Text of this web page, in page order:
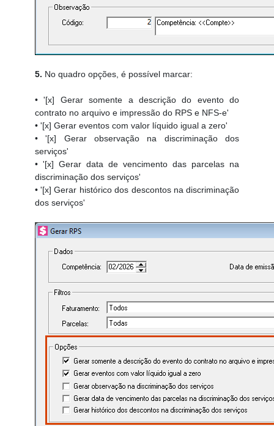
5. No quadro opções, é possível marcar:
• '[x] Gerar somente a descrição do evento do
contrato no arquivo e impressão do RPS e NFS-e'
• '[x] Gerar eventos com valor líquido igual a zero'
• '[x] Gerar observação na discriminação dos
serviços'
• '[x] Gerar data de vencimento das parcelas na
discriminação dos serviços'
• '[x] Gerar histórico dos descontos na discriminação
dos serviços'